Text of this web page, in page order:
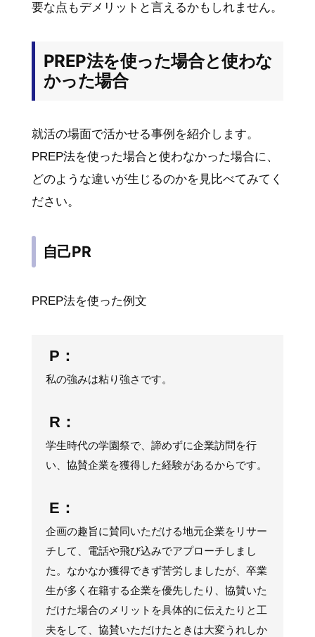
要な点もデメリットと言えるかもしれません。
PREP法を使った場合と使わな
かった場合
就活の場面で活かせる事例を紹介します。
PREP法を使った場合と使わなかった場合に、
どのような違いが生じるのかを見比べてみてく
ださい。
自己PR
PREP法を使った例文
P：
私の強みは粘り強さです。
R：
学生時代の学園祭で、諦めずに企業訪問を行
い、協賛企業を獲得した経験があるからです。
E：
企画の趣旨に賛同いただける地元企業をリサー
チして、電話や飛び込みでアプローチしまし
た。なかなか獲得できず苦労しましたが、卒業
生が多く在籍する企業を優先したり、協賛いた
だけた場合のメリットを具体的に伝えたりと工
夫をして、協賛いただけたときは大変うれしか